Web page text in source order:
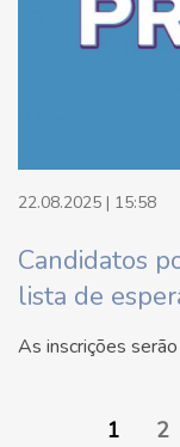
22.08.2025 | 15:58
Candidatos
lista de
As inscrições
1 2